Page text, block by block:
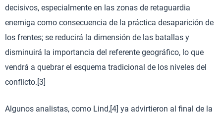
decisivos, especialmente en las zonas de retaguardia
enemiga como consecuencia de la práctica desaparición de
los frentes; se reducirá la dimensión de las batallas y
disminuirá la importancia del referente geográfico, lo que
vendrá a quebrar el esquema tradicional de los niveles del
conflicto.[3]
Algunos analistas, como Lind,[4] ya advirtieron al final de la